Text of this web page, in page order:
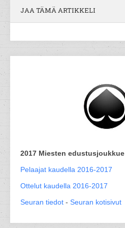
JAA TÄMÄ ARTIKKELI
2017 Miesten edustusjoukkue
Pelaajat kaudella 2016-2017
Ottelut kaudella 2016-2017
Seuran tiedot - Seuran kotisivut